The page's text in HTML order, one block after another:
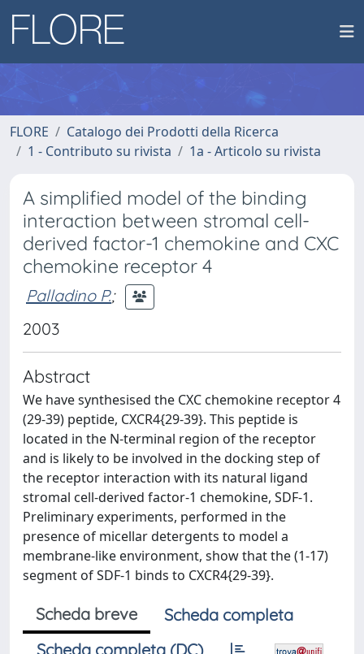
FLORE
Catalogo dei Prodotti della Ricerca
1 - Contributo su rivista
1a - Articolo su rivista
A simplified model of the binding
interaction between stromal cell-
derived factor-1 chemokine and CXC
chemokine receptor 4
Palladino P.;
2003
Abstract
We have synthesised the CXC chemokine receptor 4
(29-39) peptide, CXCR4{29-39}. This peptide is
located in the N-terminal region of the receptor
and is likely to be involved in the docking step of
the receptor interaction with its natural ligand
stromal cell-derived factor-1 chemokine, SDF-1.
Preliminary experiments, performed in the
presence of micellar detergents to model a
membrane-like environment, show that the (1-17)
segment of SDF-1 binds to CXCR4{29-39}.
Scheda breve
Scheda completa
Scheda completa (DC)